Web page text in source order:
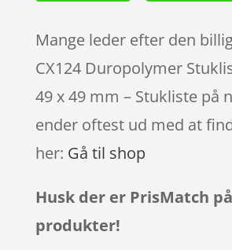
Mange leder efter den
CX124 Duropolymer
49 x 49 mm – Stukliste på
ender oftest ud med at
her: Gå til shop
Husk der er PrisMatch
produkter!